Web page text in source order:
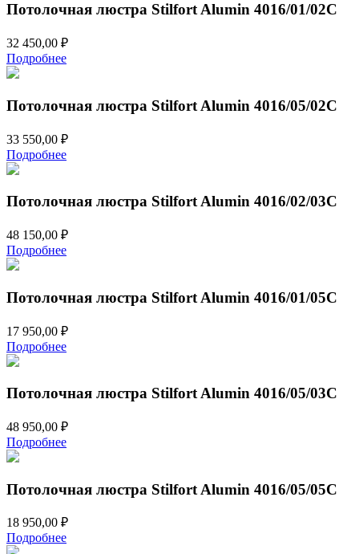
Потолочная люстра Stilfort Alumin 4016/01/02C
32 450,00 ₽
Подробнее
Потолочная люстра Stilfort Alumin 4016/05/02C
33 550,00 ₽
Подробнее
Потолочная люстра Stilfort Alumin 4016/02/03C
48 150,00 ₽
Подробнее
Потолочная люстра Stilfort Alumin 4016/01/05C
17 950,00 ₽
Подробнее
Потолочная люстра Stilfort Alumin 4016/05/03C
48 950,00 ₽
Подробнее
Потолочная люстра Stilfort Alumin 4016/05/05C
18 950,00 ₽
Подробнее